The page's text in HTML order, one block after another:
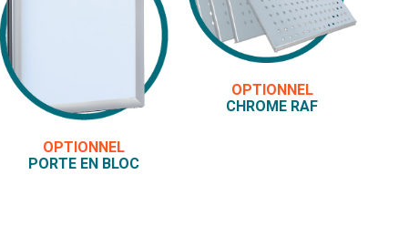
OPTIONNEL
PORTE EN BLOC
OPTIONNEL
CHROME RAF